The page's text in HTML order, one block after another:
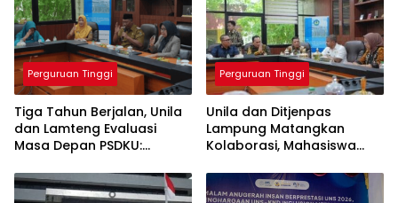
Perguruan Tinggi
Tiga Tahun Berjalan, Unila
dan Lamteng Evaluasi
Masa Depan PSDKU:
Kampus Daerah
Perguruan Tinggi
Unila dan Ditjenpas
Lampung Matangkan
Kolaborasi, Mahasiswa
Lapas